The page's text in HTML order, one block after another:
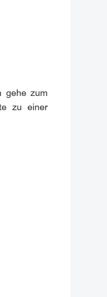
gehe zum
zu einer